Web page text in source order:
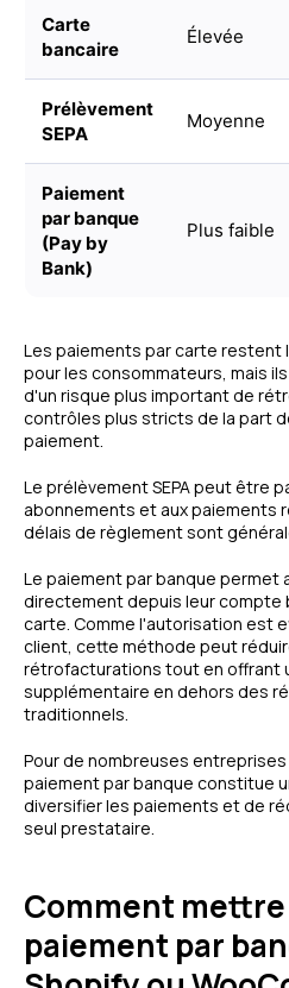
Carte
bancaire
Élevée
Prélèvement
SEPA
Moyenne
Paiement
par banque
(Pay by
Bank)
Plus faible
Les paiements par carte restent
pour les consommateurs, mais
d'un risque plus important de
contrôles plus stricts de la part
paiement.
Le prélèvement SEPA peut être
abonnements et aux paiements
délais de règlement sont
Le paiement par banque permet
directement depuis leur compte
carte. Comme l'autorisation est
client, cette méthode peut
rétrofacturations tout en offrant
supplémentaire en dehors des
traditionnels.
Pour de nombreuses
paiement par banque constitue
diversifier les paiements et de
seul prestataire.
Comment
paiement par